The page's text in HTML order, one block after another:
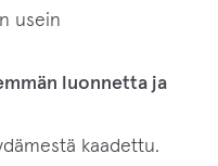
usein
luonnetta ja
kaadettu.